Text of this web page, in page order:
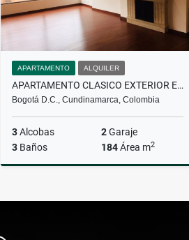
APARTAMENTO ALQUILER
APARTAMENTO CLASICO EXTERIOR EN LA CABRERA
Bogotá D.C., Cundinamarca, Colombia
3Alcobas 2Garaje
3 Baños 184Área m2
$8.500.000